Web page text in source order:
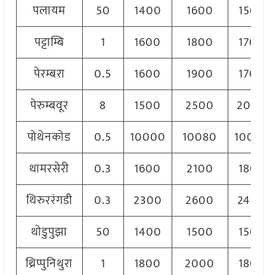
पलायम
50 1400 1600
1500
पट्टाम्बि
1 1600 1800
1700
पेरम्बरा
0.5 1600 1900
1700
पेरुम्बवूर
8 1500 2500
2000
पोथेनकोड
0.5 10000 10080
थामरसेरी
0.3 1600 2100
1800
थिरुररंगडी
0.3 2300 2600
2400
थोडुपुझा
50 1400 1500
1500
थ्रिप्पुनिथुरा
1 1800 2000 1800